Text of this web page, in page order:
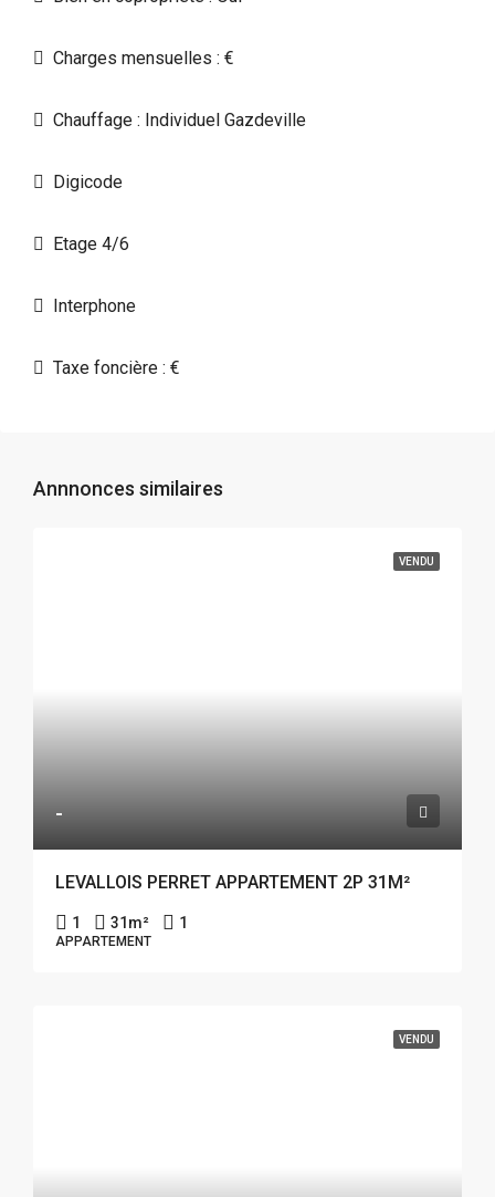
Charges mensuelles : €
Chauffage : Individuel Gazdeville
Digicode
Etage 4/6
Interphone
Taxe foncière : €
Annnonces similaires
VENDU
-
LEVALLOIS PERRET APPARTEMENT 2P 31M²
1 31 m² 1
APPARTEMENT
VENDU